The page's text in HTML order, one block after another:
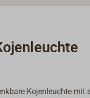
Kojenleuchte mit